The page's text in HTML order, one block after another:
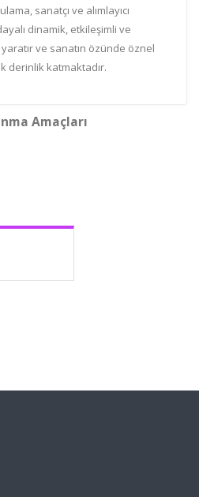
sanatçı ve alımlayıcı
dinamik, etkileşimli ve
ve sanatın özünde öznel
derinlik katmaktadır.
Amaçları